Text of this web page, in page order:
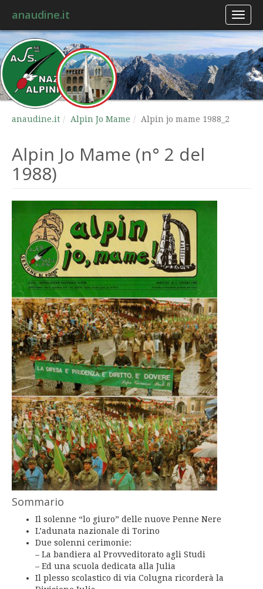
anaudine.it
anaudine.it Alpin Jo Mame Alpin jo mame 1988_2
Alpin Jo Mame (n° 2 del
1988)
Sommario
Il solenne “lo giuro” delle nuove Penne Nere
L’adunata nazionale di Torino
Due solenni cerimonie:
– La bandiera al Provveditorato agli Studi
– Ed una scuola dedicata alla Julia
Il plesso scolastico di via Colugna ricorderà la